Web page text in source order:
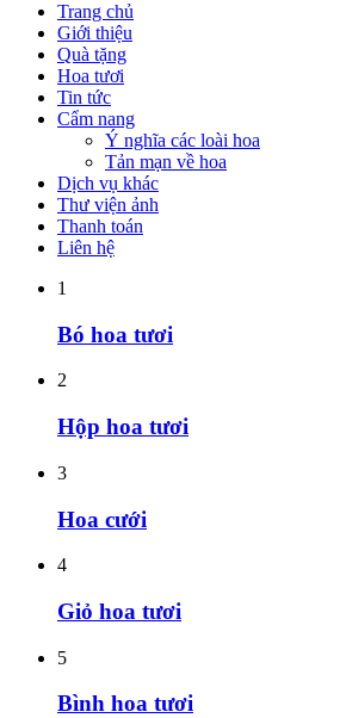
Trang chủ
Giới thiệu
Quà tặng
Hoa tươi
Tin tức
Cẩm nang
Ý nghĩa các loài hoa
Tản mạn về hoa
Dịch vụ khác
Thư viện ảnh
Thanh toán
Liên hệ
1
Bó hoa tươi
2
Hộp hoa tươi
3
Hoa cưới
4
Giỏ hoa tươi
5
Bình hoa tươi